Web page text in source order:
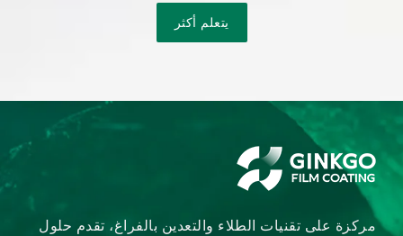
يتعلم أكثر
مركزة على تقنيات الطلاء والتعدين بالفراغ، تقدم حلول